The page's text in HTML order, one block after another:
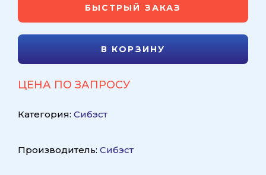
БЫСТРЫЙ ЗАКАЗ
В КОРЗИНУ
ЦЕНА ПО ЗАПРОСУ
Категория: Сибэст
Производитель: Сибэст